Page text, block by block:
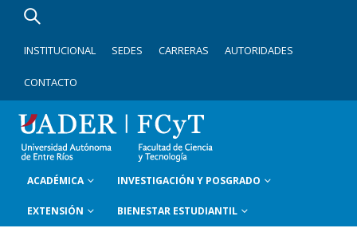
INSTITUCIONAL SEDES CARRERAS AUTORIDADES
CONTACTO
ACADÉMICA INVESTIGACIÓN Y POSGRADO
EXTENSIÓN BIENESTAR ESTUDIANTIL